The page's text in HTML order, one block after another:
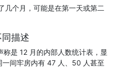
几个月，可能是在第一天或第二
描述
是 12 月的内部人数统计表，显
间牢房内有 47 人、50 人甚至